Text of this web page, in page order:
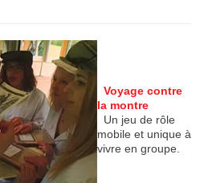
Voyage contre
la montre
Un jeu de rôle
mobile et unique à
vivre en groupe.